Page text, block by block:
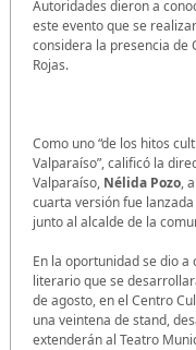
Autoridades dieron a
este evento que se
considera la presencia de
Rojas.
Como uno “de los hitos
Valparaíso”, calificó la
Valparaíso, Nélida Pozo,
cuarta versión fue
junto al alcalde de la
En la oportunidad se dio
literario que se
de agosto, en el Centro
una veintena de stand,
extenderán al Teatro